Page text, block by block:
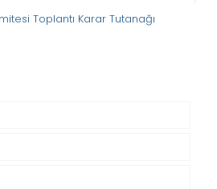
Toplantı Karar Tutanağı